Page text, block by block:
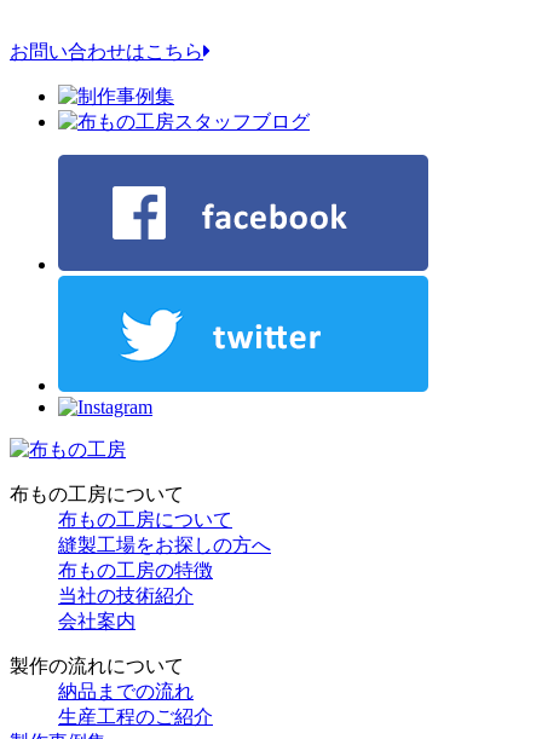
お問い合わせはこちら
布もの工房について
布もの工房について
縫製工場をお探しの方へ
布もの工房の特徴
当社の技術紹介
会社案内
製作の流れについて
納品までの流れ
生産工程のご紹介